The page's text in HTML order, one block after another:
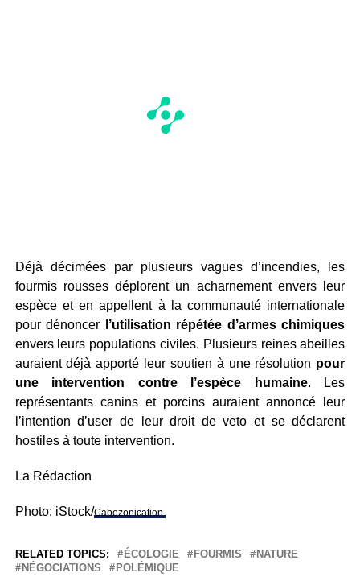
Déjà décimées par plusieurs vagues d’incendies, les
fourmis rousses déplorent un acharnement envers leur
espèce et en appellent à la communauté internationale
pour dénoncer l’utilisation répétée d’armes chimiques
envers leurs populations civiles. Plusieurs reines abeilles
auraient déjà apporté leur soutien à une résolution pour
une intervention contre l’espèce humaine. Les
représentants canins et porcins auraient annoncé leur
l’intention d’user de leur droit de veto et se déclarent
hostiles à toute intervention.
La Rédaction
Photo: iStock/Cabezonication
RELATED TOPICS: ÉCOLOGIE FOURMIS
NATURE
NÉGOCIATIONS
POLÉMIQUE